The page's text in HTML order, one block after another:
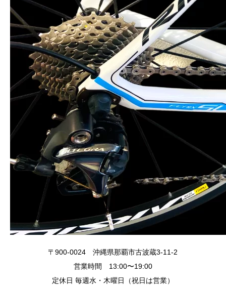
〒900-0024 沖縄県那覇市古波蔵3-11-2
営業時間 13:00〜19:00
定休日 毎週水・木曜日（祝日は営業）